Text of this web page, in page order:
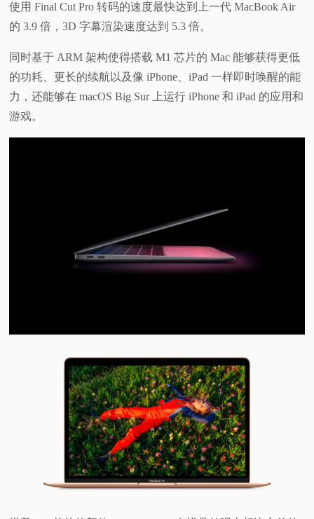
使用 Final Cut Pro 转码的速度最快达到上一代 MacBook Air
的 3.9 倍，3D 字幕渲染速度达到 5.3 倍。
同时基于 ARM 架构使得搭载 M1 芯片的 Mac 能够获得更低
的功耗、更长的续航以及像 iPhone、iPad 一样即时唤醒的能
力，还能够在 macOS Big Sur 上运行 iPhone 和 iPad 的应用和
游戏。